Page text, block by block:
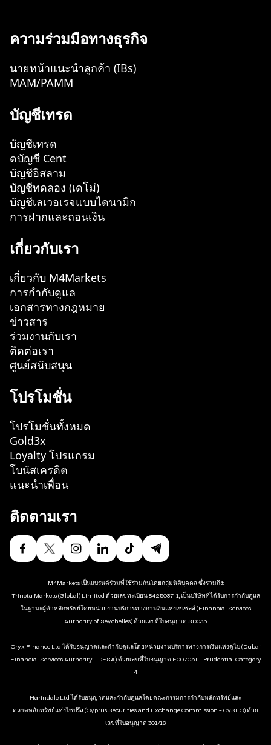
ความร่วมมือทางธุรกิจ
นายหน้าแนะนำลูกค้า (IBs)
MAM/PAMM
บัญชีเทรด
บัญชีเทรด
ดบัญชี Cent
บัญชีอิสลาม
บัญชีทดลอง (เดโม่)
บัญชีเลเวอเรจแบบไดนามิก
การฝากและถอนเงิน
เกี่ยวกับเรา
เกี่ยวกับ M4Markets
การกำกับดูแล
เอกสารทางกฎหมาย
ข่าวสาร
ร่วมงานกับเรา
ติดต่อเรา
ศูนย์สนับสนุน
โปรโมชั่น
โปรโมชั่นทั้งหมด
Gold3x
Loyalty โปรแกรม
โบนัสเครดิต
แนะนำเพื่อน
ติดตามเรา
M4Markets เป็นแบรนด์ร่วมที่ใช้ร่วมกันโดยกลุ่มนิติบุคคล ซึ่งรวมถึง:
Trinota Markets (Global) Limited ด้วยเลขทะเบียน 8425037-1, เป็นบริษัทที่ได้รับการกำกับดูแล
ในฐานะผู้ค้าหลักทรัพย์โดยหน่วยงานบริการทางการเงินแห่งเซเชลส์ (Financial Services
Authority of Seychelles) ด้วยเลขที่ใบอนุญาต SD035
Oryx Finance Ltd ได้รับอนุญาตและกำกับดูแลโดยหน่วยงานบริการทางการเงินแห่งดูไบ (Dubai
Financial Services Authority - DFSA) ด้วยเลขที่ใบอนุญาต F007051 - Prudential Category
4
Harindale Ltd ได้รับอนุญาตและกำกับดูแลโดยคณะกรรมการกำกับหลักทรัพย์และ
ตลาดหลักทรัพย์แห่งไซปรัส (Cyprus Securities and Exchange Commission - CySEC) ด้วย
เลขที่ใบอนุญาต 301/16